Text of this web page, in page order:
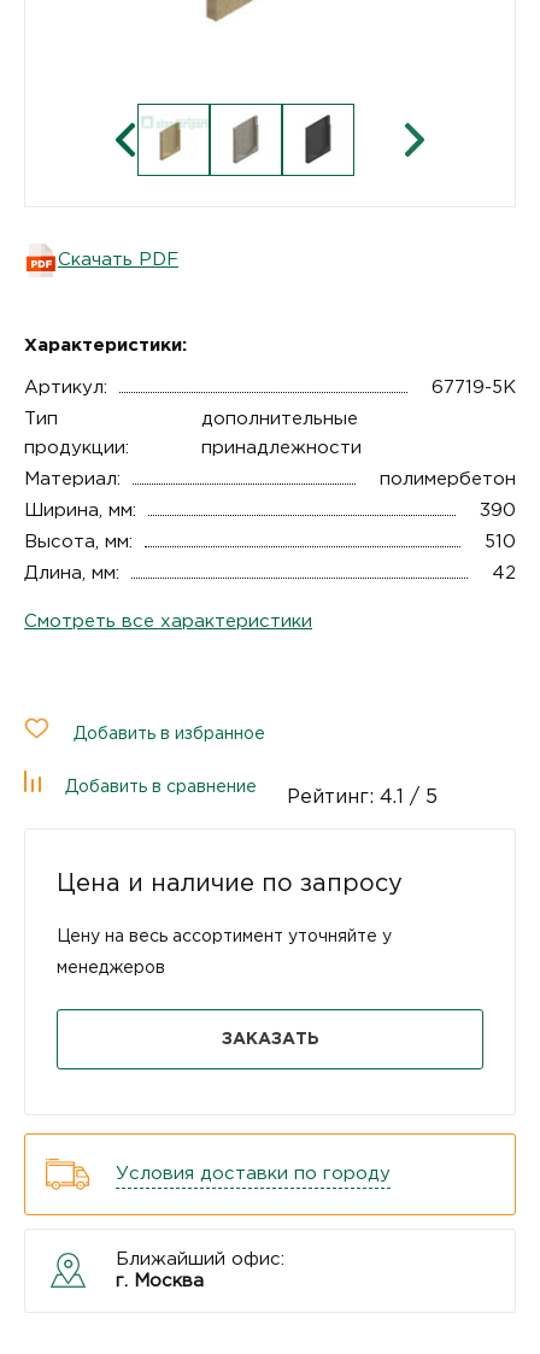
Скачать PDF
Характеристики:
Артикул:
67719-5К
Тип
продукции:
дополнительные
принадлежности
Материал:
полимербетон
Ширина, мм:
390
Высота, мм:
510
Длина, мм:
42
Смотреть все характеристики
Добавить в избранное
Добавить в сравнение
Рейтинг: 4.1 / 5
Цена и наличие по запросу
Цену на весь ассортимент уточняйте у
менеджеров
ЗАКАЗАТЬ
Условия доставки по городу
Ближайший офис:
г. Москва